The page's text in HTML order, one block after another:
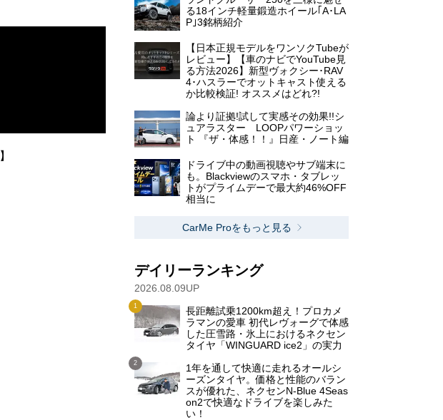
】
る18インチ軽量鍛造ホイール｢A･LA
P｣3銘柄紹介
【日本正規モデルをワンソクTubeが
レビュー】【車のナビでYouTube見
る方法2026】新型ヴォクシー･RAV
4･ハスラーでオットキャスト使える
か比較検証! オススメはどれ?!
論より証拠!試して実感その効果!!シ
ュアラスター LOOPパワーショッ
ト 『ザ・体感！！』日産・ノート編
ドライブ中の動画視聴やサブ端末に
も。Blackviewのスマホ・タブレッ
トがプライムデーで最大約46%OFF
相当に
CarMe Proをもっと見る
デイリーランキング
2026.08.09UP
長距離試乗1200km超え！プロカメ
ラマンの愛車 初代レヴォーグで体感
した圧雪路・氷上におけるネクセン
タイヤ「WINGUARD ice2」の実力
1年を通して快適に走れるオールシ
ーズンタイヤ。価格と性能のバラン
スが優れた、ネクセンN-Blue 4Seas
on2で快適なドライブを楽しみた
い！